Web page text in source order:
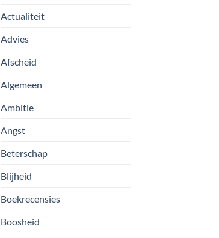
Actualiteit
Advies
Afscheid
Algemeen
Ambitie
Angst
Beterschap
Blijheid
Boekrecensies
Boosheid